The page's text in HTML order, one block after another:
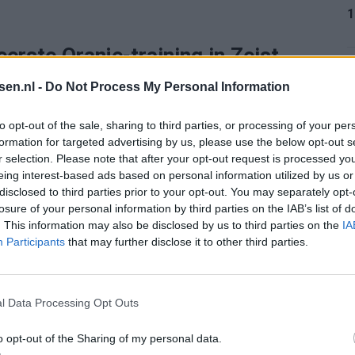
- Do Not Process My Personal Information
opt-out of the sale, sharing to third parties, or processing of your
for targeted advertising by us, please use the below opt-out
selection. Please note that after your opt-out request is processed
interest-based ads based on personal information utilized by us
to third parties prior to your opt-out. You may separately
of your personal information by third parties on the IAB’s list of
This information may also be disclosed by us to third parties on the
Participants that may further disclose it to other third parties.
Data Processing Opt Outs
opt-out of the Sharing of my personal data.
Oranje-training in Zeist
in de verloren Champions League-finale
blessureleed kwam de verdediger weer in actie
voor Oranje, maar het zegt nog niet alles.
te maken en tegelijk nog niet volledig klaar zijn
waar de belasting in korte tijd snel oploopt.
vergeeft weinig.
niet in Zeist aanwezig was bij de eerste open
aansluit, maar tot dat moment blijft zijn situatie
Koeman. Niet direct paniek. Wel een vraagteken dat